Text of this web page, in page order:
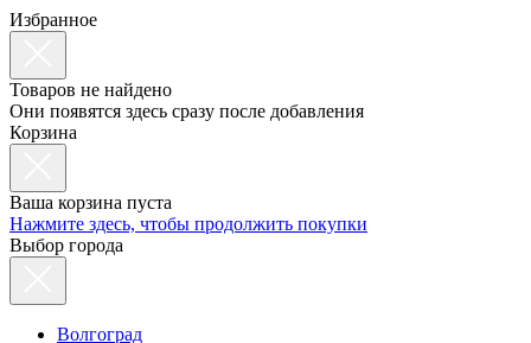
Избранное
Товаров не найдено
Они появятся здесь сразу после добавления
Корзина
Ваша корзина пуста
Нажмите здесь, чтобы продолжить покупки
Выбор города
Волгоград